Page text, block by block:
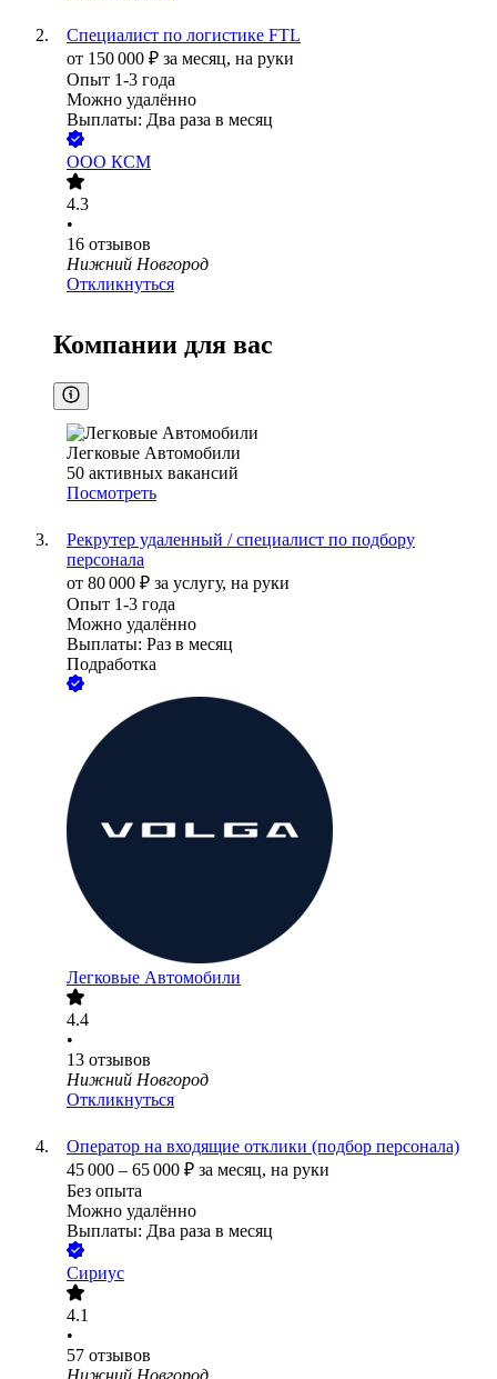
Специалист по логистике FTL
от 150 000 ₽ за месяц, на руки
Опыт 1-3 года
Можно удалённо
Выплаты: Два раза в месяц
ООО КСМ
4.3
•
16 отзывов
Нижний Новгород
Откликнуться
Компании для вас
Легковые Автомобили
50 активных вакансий
Посмотреть
Рекрутер удаленный / специалист по подбору
персонала
от 80 000 ₽ за услугу, на руки
Опыт 1-3 года
Можно удалённо
Выплаты: Раз в месяц
Подработка
Легковые Автомобили
4.4
•
13 отзывов
Нижний Новгород
Откликнуться
Оператор на входящие отклики (подбор персонала)
45 000 – 65 000 ₽ за месяц, на руки
Без опыта
Можно удалённо
Выплаты: Два раза в месяц
Сириус
4.1
•
57 отзывов